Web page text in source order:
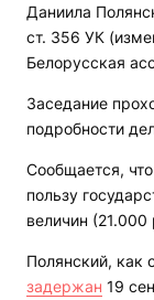
Даниила
ст. 356 УК
Белорусская
Заседание
подробности
Сообщается,
пользу
величин (21.000
Полянский, как
задержан 19